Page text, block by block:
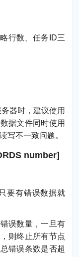
行数、任务ID三
器时，建议使用
据文件同时使用
写不一致问题。
number]
要有错误数据就
误数量，一旦有
则终止所有节点
错误条数是否超